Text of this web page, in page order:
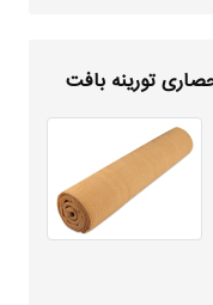
تورینه بافت